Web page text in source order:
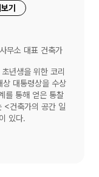
기
무소 대표 건축가
년생을 위한 코리
상 대통령상을 수상
를 통해 얻은 통찰
<건축가의 공간 일
있다.